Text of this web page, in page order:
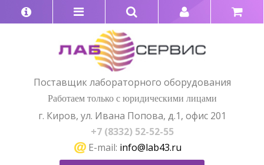
Поставщик лабораторного оборудования
Работаем только с юридическими лицами
г. Киров, ул. Ивана Попова, д.1, офис 201
+7 (8332) 52-52-55
E-mail: info@lab43.ru